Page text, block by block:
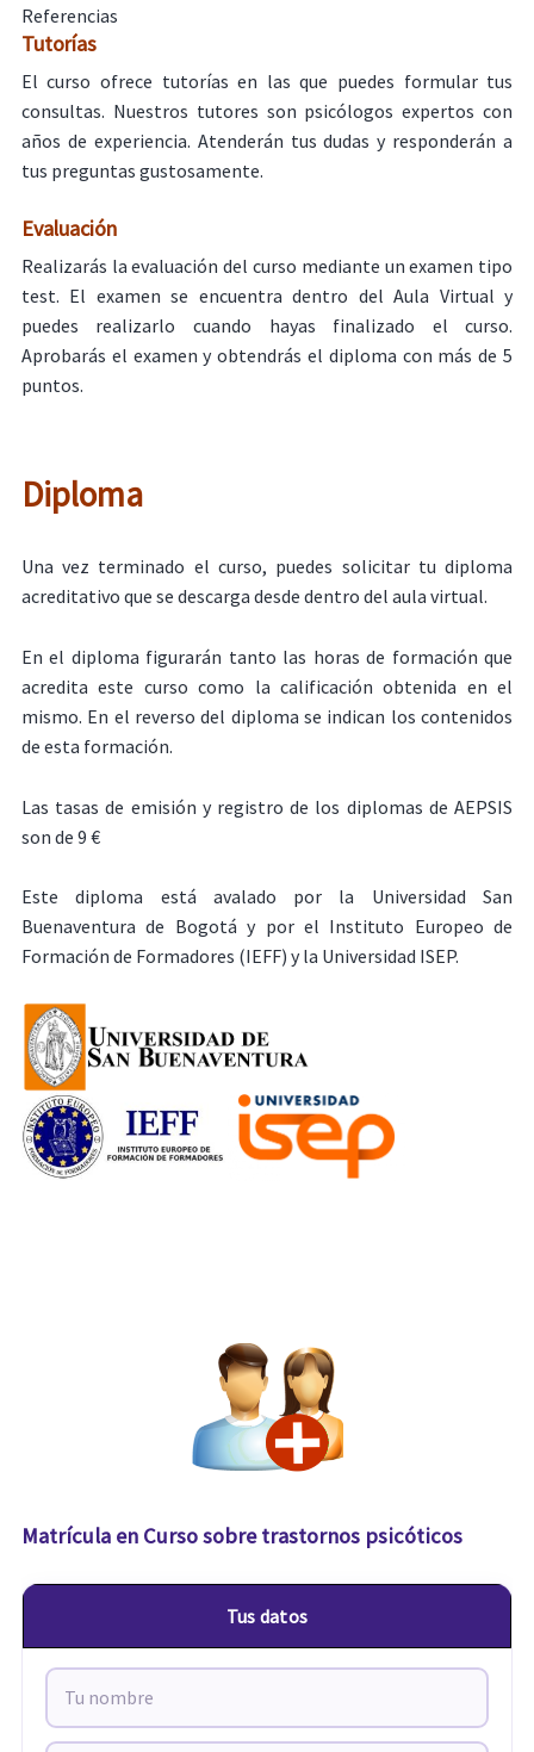
Referencias
Tutorías
El curso ofrece tutorías en las que puedes formular tus
consultas. Nuestros tutores son psicólogos expertos con
años de experiencia. Atenderán tus dudas y responderán a
tus preguntas gustosamente.
Evaluación
Realizarás la evaluación del curso mediante un examen tipo
test. El examen se encuentra dentro del Aula Virtual y
puedes realizarlo cuando hayas finalizado el curso.
Aprobarás el examen y obtendrás el diploma con más de 5
puntos.
Diploma
Una vez terminado el curso, puedes solicitar tu diploma
acreditativo que se descarga desde dentro del aula virtual.
En el diploma figurarán tanto las horas de formación que
acredita este curso como la calificación obtenida en el
mismo. En el reverso del diploma se indican los contenidos
de esta formación.
Las tasas de emisión y registro de los diplomas de AEPSIS
son de 9 €
Este diploma está avalado por la Universidad San
Buenaventura de Bogotá y por el Instituto Europeo de
Formación de Formadores (IEFF) y la Universidad ISEP.
Matrícula en Curso sobre trastornos psicóticos
Tus datos